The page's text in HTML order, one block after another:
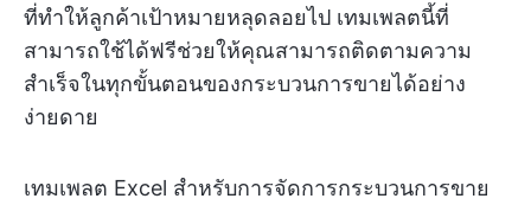
ที่ทำให้ลูกค้าเป้าหมายหลุดลอยไป เทมเพลตนี้ที่
สามารถใช้ได้ฟรีช่วยให้คุณสามารถติดตามความ
สำเร็จในทุกขั้นตอนของกระบวนการขายได้อย่าง
ง่ายดาย
เทมเพลต Excel สำหรับการจัดการกระบวนการขาย